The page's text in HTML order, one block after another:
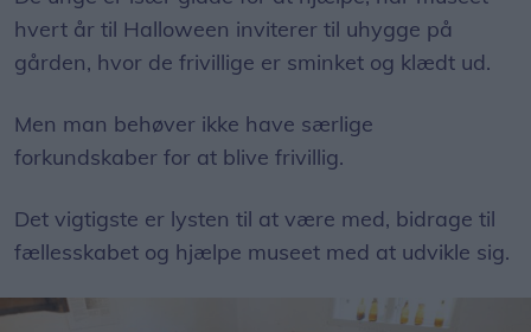
hvert år til Halloween inviterer til uhygge på
gården, hvor de frivillige er sminket og klædt ud.
Men man behøver ikke have særlige
forkundskaber for at blive frivillig.
Det vigtigste er lysten til at være med, bidrage til
fællesskabet og hjælpe museet med at udvikle sig.